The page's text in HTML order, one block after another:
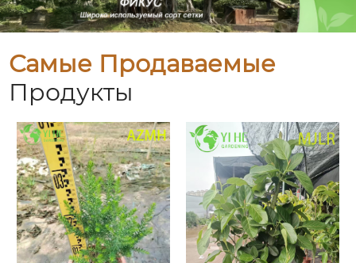
Самые Продаваемые
Продукты